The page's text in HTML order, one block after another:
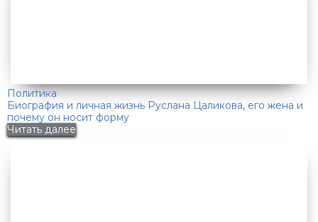
Политика
Биография и личная жизнь Руслана Цаликова, его жена и
почему он носит форму
Читать далее